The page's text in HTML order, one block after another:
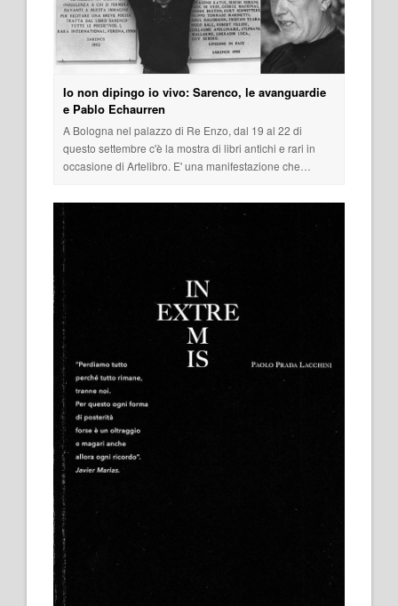
Io non dipingo io vivo: Sarenco, le avanguardie
e Pablo Echaurren
A Bologna nel palazzo di Re Enzo, dal 19 al 22 di
questo settembre c'è la mostra di libri antichi e rari in
occasione di Artelibro. E' una manifestazione che…